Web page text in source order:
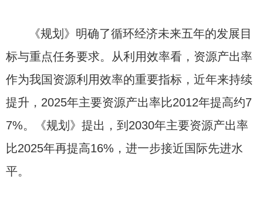
《规划》明确了循环经济未来五年的发展目
标与重点任务要求。从利用效率看，资源产出率
作为我国资源利用效率的重要指标，近年来持续
提升，2025年主要资源产出率比2012年提高约7
7%。《规划》提出，到2030年主要资源产出率
比2025年再提高16%，进一步接近国际先进水
平。